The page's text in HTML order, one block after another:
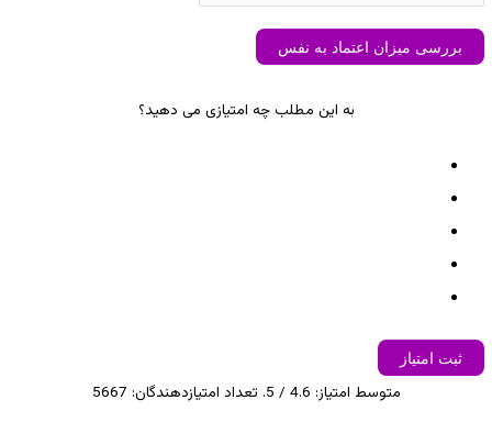
بررسی میزان اعتماد به نفس
به این مطلب چه امتیازی می دهید؟
ثبت امتیاز
متوسط امتیاز: 4.6 / 5. تعداد امتیازدهندگان: 5667